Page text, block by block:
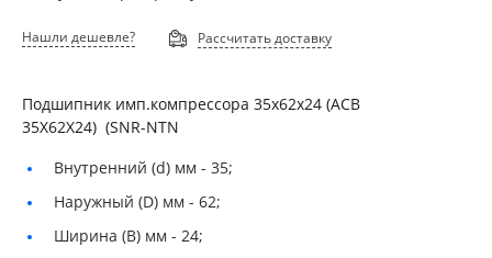
Нашли дешевле? Рассчитать доставку
Подшипник имп.компрессора 35х62х24 (ACB
35Х62Х24) (SNR-NTN
Внутренний (d) мм - 35;
Наружный (D) мм - 62;
Ширина (B) мм - 24;